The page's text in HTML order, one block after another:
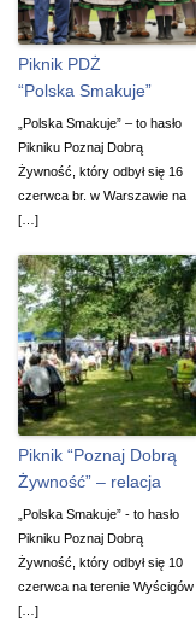
Piknik PDŻ
“Polska Smakuje”
„Polska Smakuje” – to hasło
Pikniku Poznaj Dobrą
Żywność, który odbył się 16
czerwca br. w Warszawie na
[…]
Piknik “Poznaj Dobrą
Żywność” – relacja
„Polska Smakuje” - to hasło
Pikniku Poznaj Dobrą
Żywność, który odbył się 10
czerwca na terenie Wyścigów
[…]